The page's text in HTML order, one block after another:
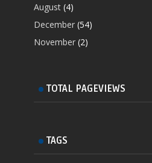
August (4)
December (54)
November (2)
TOTAL PAGEVIEWS
TAGS